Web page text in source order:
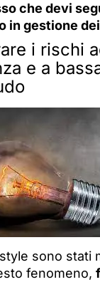
che devi
in gestione
i rischi
e a
sono stati
fenomeno,